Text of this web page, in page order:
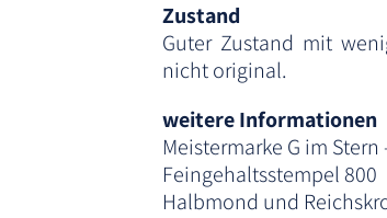
Zustand
Guter Zustand mit
nicht original.
weitere Informationen
Meistermarke G im
Feingehaltsstempel 800
Halbmond und